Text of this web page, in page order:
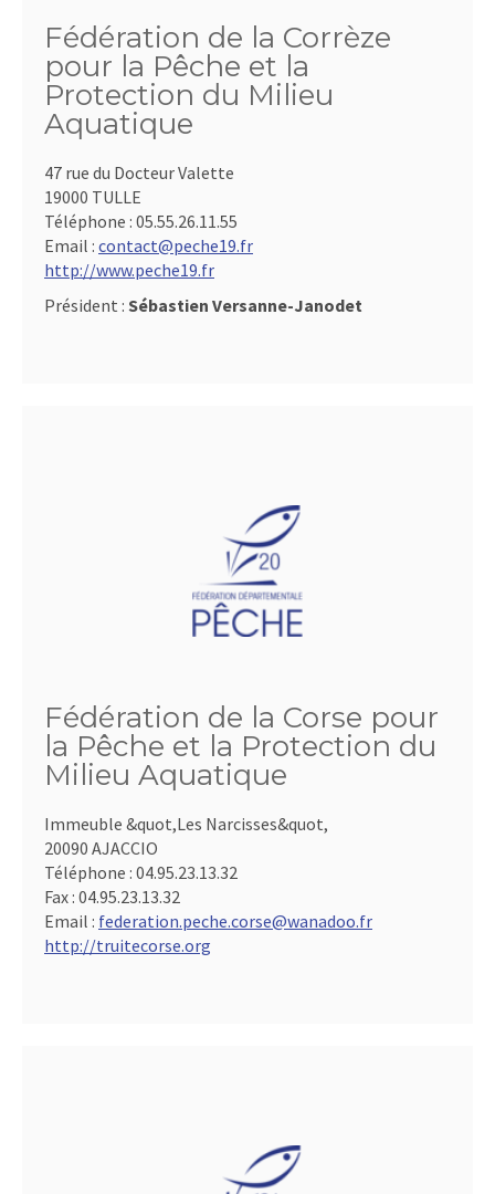
Fédération de la Corrèze
pour la Pêche et la
Protection du Milieu
Aquatique
47 rue du Docteur Valette
19000 TULLE
Téléphone : 05.55.26.11.55
Email : contact@peche19.fr
http://www.peche19.fr
Président : Sébastien Versanne-Janodet
Fédération de la Corse pour
la Pêche et la Protection du
Milieu Aquatique
Immeuble &quot,Les Narcisses&quot,
20090 AJACCIO
Téléphone : 04.95.23.13.32
Fax : 04.95.23.13.32
Email : federation.peche.corse@wanadoo.fr
http://truitecorse.org